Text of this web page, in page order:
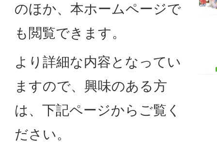
のほか、本ホームページで
も閲覧できます。
より詳細な内容となってい
ますので、興味のある方
は、下記ページからご覧く
ださい。